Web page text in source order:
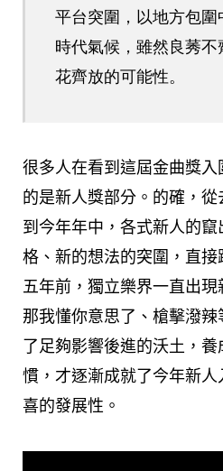
平台突圍，以地方包圍
時代氣候，雖然良莠
花齊放的可能性。
很多人在看到這屆金曲獎
的是新人獎部分。的確，從
到今年年中，各式新人的
格、新的想法的突圍，直
五年前，獨立樂界一直出現
那我懂你意思了、槍擊潑
了足夠影響後進的沃土，
慣，才逐漸成就了今年新
喜的發展性。